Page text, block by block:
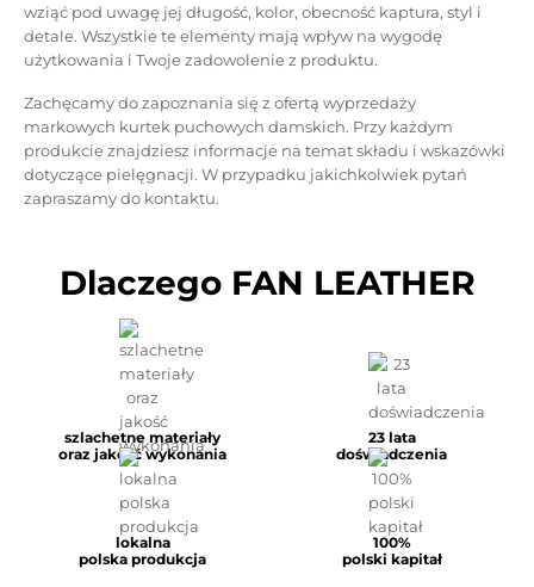
wziąć pod uwagę jej długość, kolor, obecność kaptura, styl i
detale. Wszystkie te elementy mają wpływ na wygodę
użytkowania i Twoje zadowolenie z produktu.
Zachęcamy do zapoznania się z ofertą wyprzedaży
markowych kurtek puchowych damskich. Przy każdym
produkcie znajdziesz informacje na temat składu i wskazówki
dotyczące pielęgnacji. W przypadku jakichkolwiek pytań
zapraszamy do kontaktu.
Dlaczego FAN LEATHER
szlachetne materiały
oraz jakość wykonania
23 lata
doświadczenia
lokalna
polska produkcja
100%
polski kapitał